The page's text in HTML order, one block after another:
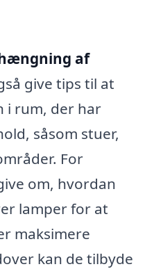
af
give tips til at
i rum, der har
såsom stuer,
For
om, hvordan
lamper for at
maksimere
kan de tilbyde